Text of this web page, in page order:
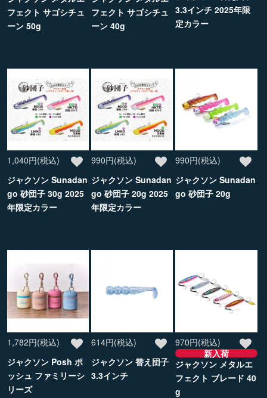
フェクト サゴシチュ
ーン 50g
フェクト サゴシチュ
ーン 40g
3.3インチ 2025年限
定カラー
1,040円(税込)
ジャクソン Sunadan
go 砂団子 30g 2025
年限定カラー
990円(税込)
ジャクソン Sunadan
go 砂団子 20g 2025
年限定カラー
990円(税込)
ジャクソン Sunadan
go 砂団子 20g
1,782円(税込)
ジャクソン Posh ポ
ッシュ ファミリーシ
リーズ
614円(税込)
ジャクソン 替え団子
3.3インチ
970円(税込)
新入荷
ジャクソン メタルエ
フェクト ブレード 40
g